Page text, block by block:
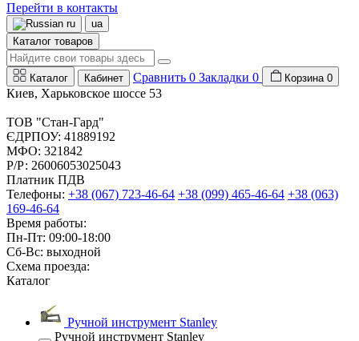
Перейти в контакты
ru
ua
Каталог товаров
Каталог Кабинет Сравнить 0 Закладки 0 Корзина 0
Киев, Харьковское шоссе 53
ТОВ "Стан-Гард"
ЄДРПОУ: 41889192
МФО: 321842
Р/Р: 26006053025043
Платник ПДВ
Телефоны: +38 (067) 723-46-64 +38 (099) 465-46-64 +38 (063)
169-46-64
Время работы:
Пн-Пт: 09:00-18:00
Сб-Вс: выходной
Схема проезда:
Каталог
Ручной инструмент Stanley
Ручной инструмент Stanley